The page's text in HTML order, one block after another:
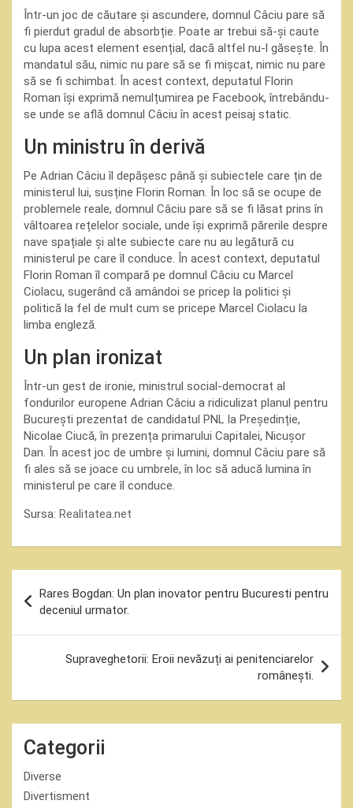
Într-un joc de căutare și ascundere, domnul Câciu pare să
fi pierdut gradul de absorbție. Poate ar trebui să-și caute
cu lupa acest element esențial, dacă altfel nu-l găsește. În
mandatul său, nimic nu pare să se fi mișcat, nimic nu pare
să se fi schimbat. În acest context, deputatul Florin
Roman își exprimă nemulțumirea pe Facebook, întrebându-
se unde se află domnul Câciu în acest peisaj static.
Un ministru în derivă
Pe Adrian Câciu îl depășesc până și subiectele care țin de
ministerul lui, susține Florin Roman. În loc să se ocupe de
problemele reale, domnul Câciu pare să se fi lăsat prins în
vâltoarea rețelelor sociale, unde își exprimă părerile despre
nave spațiale și alte subiecte care nu au legătură cu
ministerul pe care îl conduce. În acest context, deputatul
Florin Roman îl compară pe domnul Câciu cu Marcel
Ciolacu, sugerând că amândoi se pricep la politici și
politică la fel de mult cum se pricepe Marcel Ciolacu la
limba engleză.
Un plan ironizat
Într-un gest de ironie, ministrul social-democrat al
fondurilor europene Adrian Câciu a ridiculizat planul pentru
București prezentat de candidatul PNL la Președinție,
Nicolae Ciucă, în prezența primarului Capitalei, Nicușor
Dan. În acest joc de umbre și lumini, domnul Câciu pare să
fi ales să se joace cu umbrele, în loc să aducă lumina în
ministerul pe care îl conduce.
Sursa: Realitatea.net
în
articole
Rares Bogdan: Un plan inovator pentru Bucuresti pentru
deceniul urmator.
Supraveghetorii: Eroii nevăzuți ai penitenciarelor
românești.
Categorii
Diverse
Divertisment